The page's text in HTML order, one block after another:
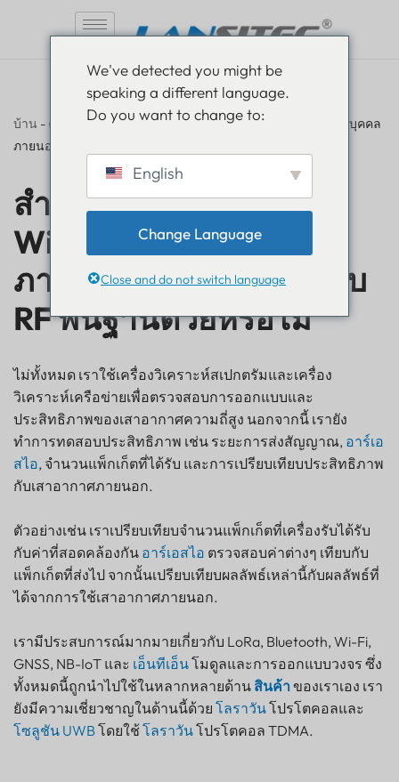
เนื้อหา
บ้าน - คำถามที่พบบ่อย-สำหรับเซลลูล่าร์ (และ WiFi) คุณยังจ้างบุคคล
ภายนอกมาทำการทดสอบ RF พื้นฐานด้วยหรือไม่
สำหรับเซลลูล่าร์ (และ
WiFi) คุณยังจ้างบุคคล
ภายนอกมาทำการทดสอบ
RF พื้นฐานด้วยหรือไม่
ไม่ทั้งหมด เราใช้เครื่องวิเคราะห์สเปกตรัมและเครื่อง
วิเคราะห์เครือข่ายเพื่อตรวจสอบการออกแบบและ
ประสิทธิภาพของเสาอากาศความถี่สูง นอกจากนี้ เรายัง
ทำการทดสอบประสิทธิภาพ เช่น ระยะการส่งสัญญาณ, อาร์เอ
สไอ, จำนวนแพ็กเก็ตที่ได้รับ และการเปรียบเทียบประสิทธิภาพ
กับเสาอากาศภายนอก.
ตัวอย่างเช่น เราเปรียบเทียบจำนวนแพ็กเก็ตที่เครื่องรับได้รับ
กับค่าที่สอดคล้องกัน อาร์เอสไอ ตรวจสอบค่าต่างๆ เทียบกับ
แพ็กเก็ตที่ส่งไป จากนั้นเปรียบเทียบผลลัพธ์เหล่านี้กับผลลัพธ์ที่
ได้จากการใช้เสาอากาศภายนอก.
เรามีประสบการณ์มากมายเกี่ยวกับ LoRa, Bluetooth, Wi-Fi,
GNSS, NB-IoT และ เอ็นทีเอ็นโมดูลและการออกแบบวงจร ซึ่ง
ทั้งหมดนี้ถูกนำไปใช้ในหลากหลายด้าน สินค้าของเราเอง เรา
ยังมีความเชี่ยวชาญในด้านนี้ด้วย โลราวันโปรโตคอลและ
โซลูชัน UWB โดยใช้โลราวันโปรโตคอล TDMA.
We've detected you might be
speaking a different language.
Do you want to change to:
English
Change Language
Close and do not switch language